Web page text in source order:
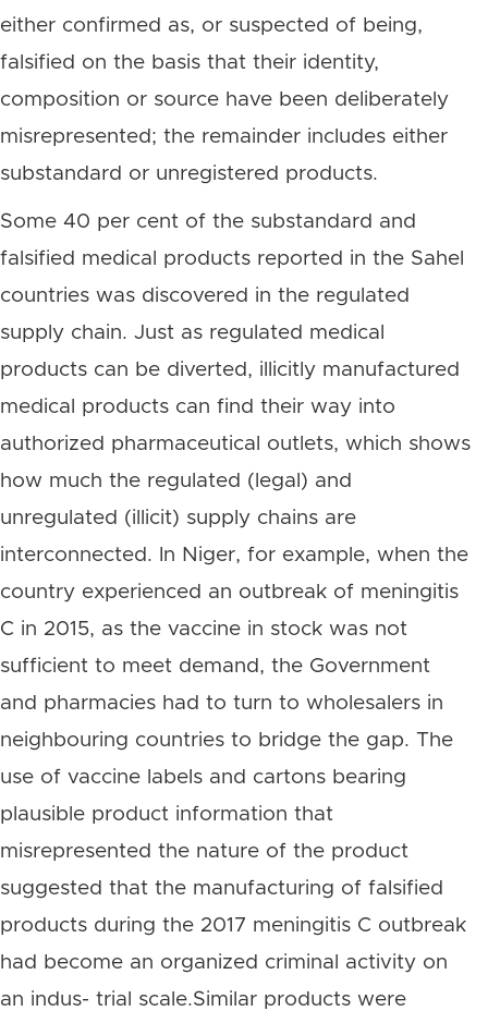
either confirmed as, or suspected of being,
falsified on the basis that their identity,
composition or source have been deliberately
misrepresented; the remainder includes either
substandard or unregistered products.
Some 40 per cent of the substandard and
falsified medical products reported in the Sahel
countries was discovered in the regulated
supply chain. Just as regulated medical
products can be diverted, illicitly manufactured
medical products can find their way into
authorized pharmaceutical outlets, which shows
how much the regulated (legal) and
unregulated (illicit) supply chains are
interconnected. In Niger, for example, when the
country experienced an outbreak of meningitis
C in 2015, as the vaccine in stock was not
sufficient to meet demand, the Government
and pharmacies had to turn to wholesalers in
neighbouring countries to bridge the gap. The
use of vaccine labels and cartons bearing
plausible product information that
misrepresented the nature of the product
suggested that the manufacturing of falsified
products during the 2017 meningitis C outbreak
had become an organized criminal activity on
an indus- trial scale.Similar products were